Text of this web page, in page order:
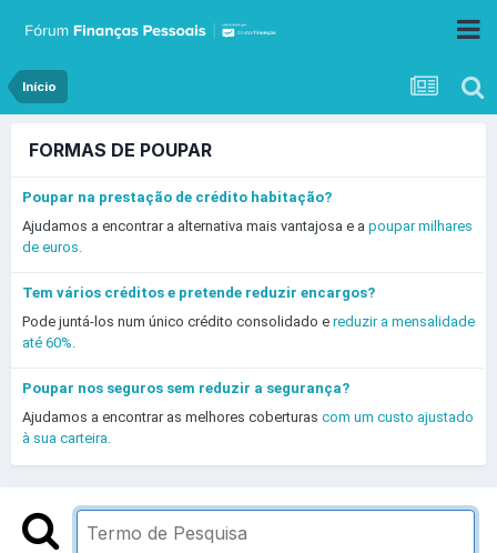
Início
FORMAS DE POUPAR
Poupar na prestação de crédito habitação?
Ajudamos a encontrar a alternativa mais vantajosa e a poupar milhares
de euros.
Tem vários créditos e pretende reduzir encargos?
Pode juntá-los num único crédito consolidado e reduzir a mensalidade
até 60%.
Poupar nos seguros sem reduzir a segurança?
Ajudamos a encontrar as melhores coberturas com um custo ajustado
à sua carteira.